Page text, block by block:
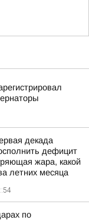
декада
дефицит
жара, какой
летних месяца
по